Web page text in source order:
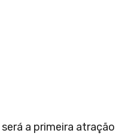
será a primeira atração